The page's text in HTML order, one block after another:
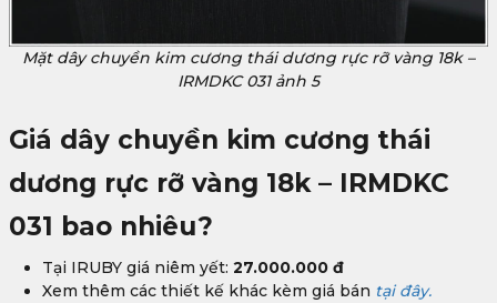
Mặt dây chuyền kim cương thái dương rực rỡ vàng 18k –
IRMDKC 031 ảnh 5
Giá dây chuyền kim cương thái
dương rực rỡ vàng 18k – IRMDKC
031 bao nhiêu?
Tại IRUBY giá niêm yết: 27.000.000 đ
Xem thêm các thiết kế khác kèm giá bán tại đây.